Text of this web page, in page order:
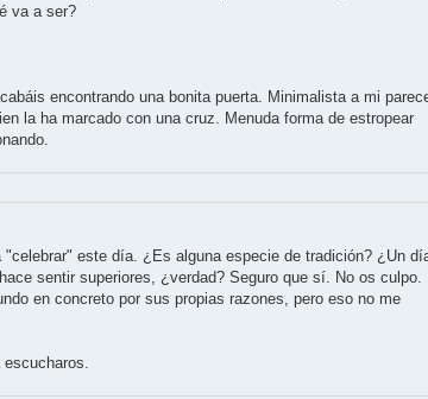
va a ser?
encontrando una bonita puerta. Minimalista a mi
la ha marcado con una cruz. Menuda forma de estropear
este día. ¿Es alguna especie de tradición? ¿Un
sentir superiores, ¿verdad? Seguro que sí. No os culpo.
en concreto por sus propias razones, pero eso no me